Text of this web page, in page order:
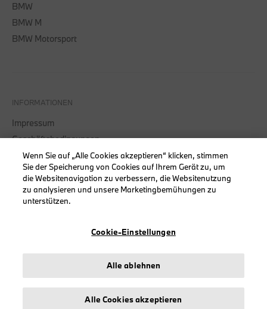
BMW
BMW M
BMW Motorsport
INFORMATIONEN
Impressum
Geschäftsbedingungen
Datenschutz
Cookies
Erklärung zur Barrierefreiheit
Datenschutz
Wenn Sie auf „Alle Cookies akzeptieren“ klicken, stimmen
Sie der Speicherung von Cookies auf Ihrem Gerät zu, um
die Websitenavigation zu verbessern, die Websitenutzung
zu analysieren und unsere Marketingbemühungen zu
unterstützen.
Cookie-Einstellungen
Alle ablehnen
Alle Cookies akzeptieren